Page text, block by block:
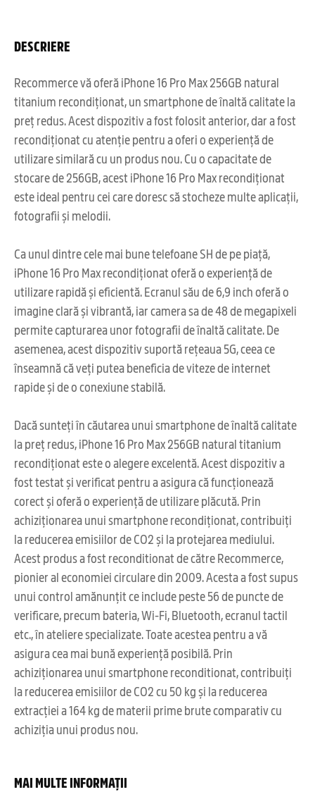
DESCRIERE
Recommerce vă oferă iPhone 16 Pro Max 256GB natural
titanium recondiționat, un smartphone de înaltă calitate la
preț redus. Acest dispozitiv a fost folosit anterior, dar a fost
recondiționat cu atenție pentru a oferi o experiență de
utilizare similară cu un produs nou. Cu o capacitate de
stocare de 256GB, acest iPhone 16 Pro Max recondiționat
este ideal pentru cei care doresc să stocheze multe aplicații,
fotografii și melodii.
Ca unul dintre cele mai bune telefoane SH de pe piață,
iPhone 16 Pro Max recondiționat oferă o experiență de
utilizare rapidă și eficientă. Ecranul său de 6,9 inch oferă o
imagine clară și vibrantă, iar camera sa de 48 de megapixeli
permite capturarea unor fotografii de înaltă calitate. De
asemenea, acest dispozitiv suportă rețeaua 5G, ceea ce
înseamnă că veți putea beneficia de viteze de internet
rapide și de o conexiune stabilă.
Dacă sunteți în căutarea unui smartphone de înaltă calitate
la preț redus, iPhone 16 Pro Max 256GB natural titanium
recondiționat este o alegere excelentă. Acest dispozitiv a
fost testat și verificat pentru a asigura că funcționează
corect și oferă o experiență de utilizare plăcută. Prin
achiziționarea unui smartphone recondiționat, contribuiți
la reducerea emisiilor de CO2 și la protejarea mediului.
Acest produs a fost reconditionat de către Recommerce,
pionier al economiei circulare din 2009. Acesta a fost supus
unui control amănunțit ce include peste 56 de puncte de
verificare, precum bateria, Wi-Fi, Bluetooth, ecranul tactil
etc., în ateliere specializate. Toate acestea pentru a vă
asigura cea mai bună experiență posibilă. Prin
achiziționarea unui smartphone reconditionat, contribuiți
la reducerea emisiilor de CO2 cu 50 kg și la reducerea
extracției a 164 kg de materii prime brute comparativ cu
achiziția unui produs nou.
MAI MULTE INFORMAȚII